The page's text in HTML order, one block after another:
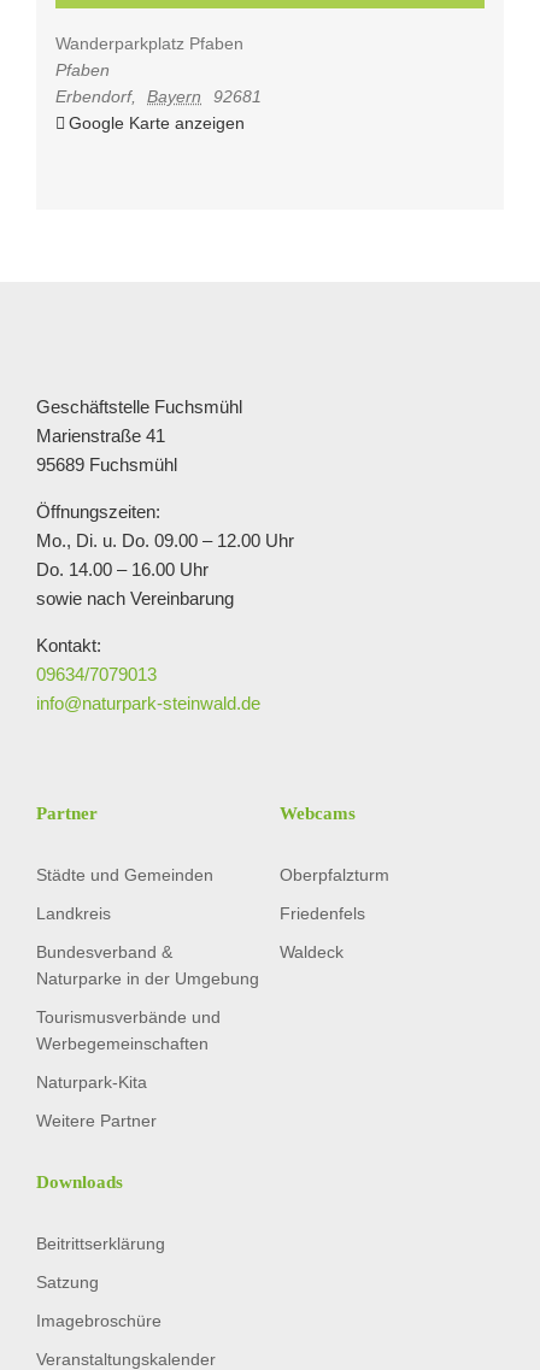
Wanderparkplatz Pfaben
Pfaben
Erbendorf, Bayern
92681
Google Karte anzeigen
Geschäftstelle Fuchsmühl
Marienstraße 41
95689 Fuchsmühl
Öffnungszeiten:
Mo., Di. u. Do. 09.00 – 12.00 Uhr
Do. 14.00 – 16.00 Uhr
sowie nach Vereinbarung
Kontakt:
09634/7079013
info@naturpark-steinwald.de
Partner
Städte und Gemeinden
Landkreis
Bundesverband &
Naturparke in der Umgebung
Tourismusverbände und
Werbegemeinschaften
Naturpark-Kita
Weitere Partner
Webcams
Oberpfalzturm
Friedenfels
Waldeck
Downloads
Beitrittserklärung
Satzung
Imagebroschüre
Veranstaltungskalender